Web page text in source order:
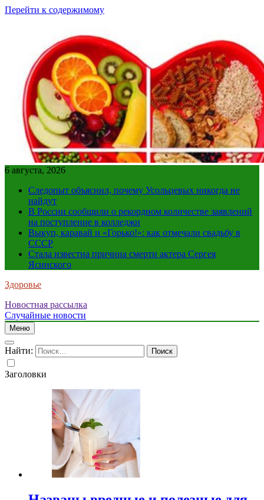
Перейти к содержимому
6 августа, 2026
Следопыт объяснил, почему Усольцевых никогда не
найдут
В России сообщили о рекордном количестве заявлений
на поступление в колледжи
Выкуп, каравай и «Горько!»: как отмечали свадьбу в
СССР
Стала известна причина смерти актера Сергея
Ясинского
Здоровье
Новостная рассылка
Случайные новости
Меню
Найти:
Заголовки